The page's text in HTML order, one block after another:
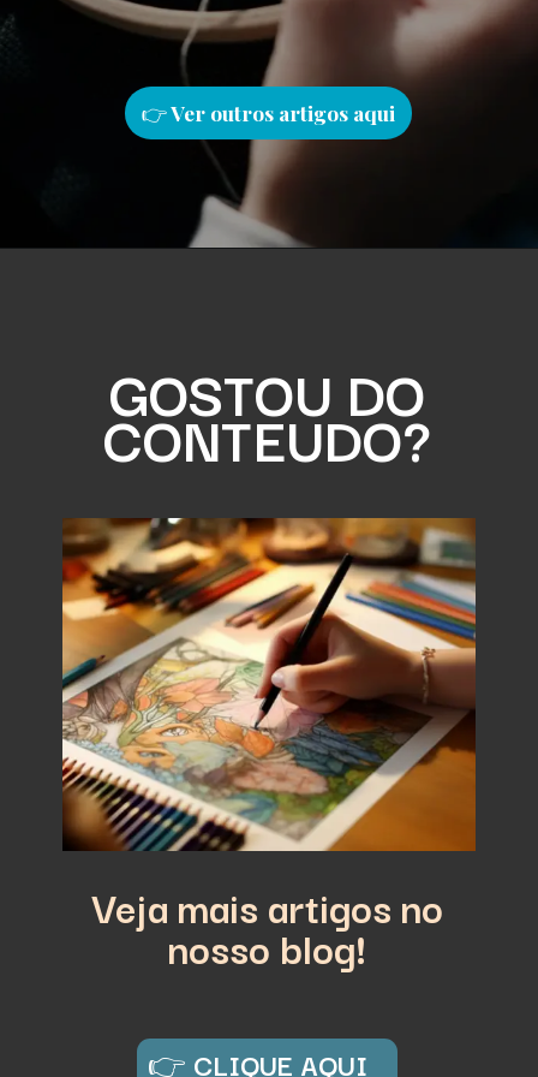
👉Ver outros artigos aqui
GOSTOU DO
CONTEUDO?
Veja mais artigos no
nosso blog!
👉 CLIQUE AQUI